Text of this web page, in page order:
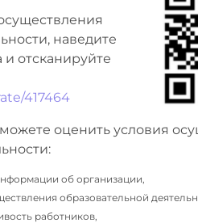
наведите
отсканируйте
417464
оценить условия
об организации,
образовательной
работников,